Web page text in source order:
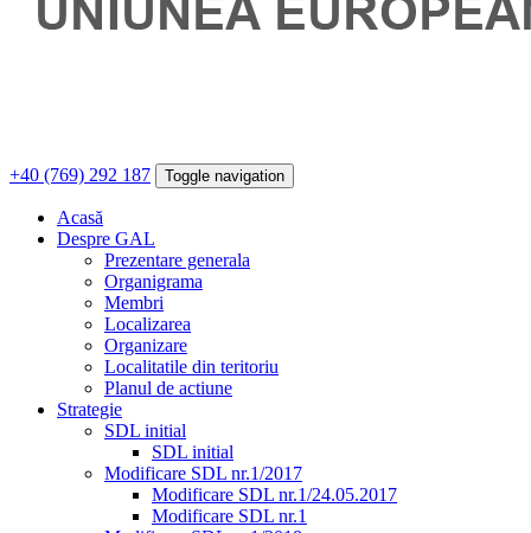
+40 (769) 292 187 Toggle navigation
Acasă
Despre GAL
Prezentare generala
Organigrama
Membri
Localizarea
Organizare
Localitatile din teritoriu
Planul de actiune
Strategie
SDL initial
SDL initial
Modificare SDL nr.1/2017
Modificare SDL nr.1/24.05.2017
Modificare SDL nr.1